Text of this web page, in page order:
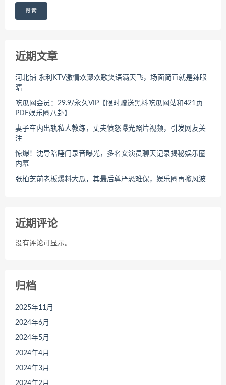
搜索
近期文章
河北铺 永利KTV激情欢聚欢歌笑语满天飞，场面简直就是辣眼
睛
吃瓜网会员：29.9/永久VIP【限时赠送黑料吃瓜网站和421页
PDF娱乐圈八卦】
妻子车内出轨私人教练，丈夫愤怒曝光照片视频，引发网友关
注
惊爆！沈导陪睡门录音曝光，多名女演员聊天记录揭秘娱乐圈
内幕
张柏芝前老板爆料大瓜，其最后尊严恐难保，娱乐圈再掀风波
近期评论
没有评论可显示。
归档
2025年11月
2024年6月
2024年5月
2024年4月
2024年3月